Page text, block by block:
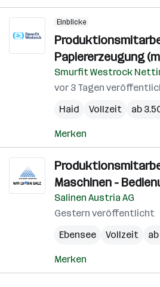
Einblicke
Papiererzeugung
Smurfit Westrock
vor 3 Tagen
Haid
Vollzeit ab
Merken
Maschinen -
Salinen Austria AG
Gestern veröffentlicht
Ebensee
Vollzeit
Merken